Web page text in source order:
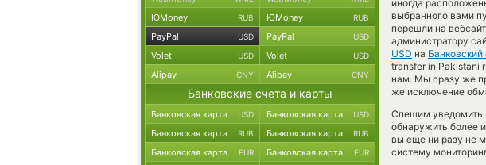
иногда
выбранного вами
перешли на
администратору
USD на Банковский
transfer in Pakistani
нам. Мы сразу же
же исключение
Спешим уведомить,
обнаружить более
вы еще ни разу не
систему
ЮMoney RUB ЮMoney RUB
PayPal USD PayPal USD
Volet USD Volet USD
Alipay CNY Alipay CNY
Банковские счета и карты
Банковская карта USD Банковская карта USD
Банковская карта RUB Банковская карта RUB
Банковская карта EUR Банковская карта EUR